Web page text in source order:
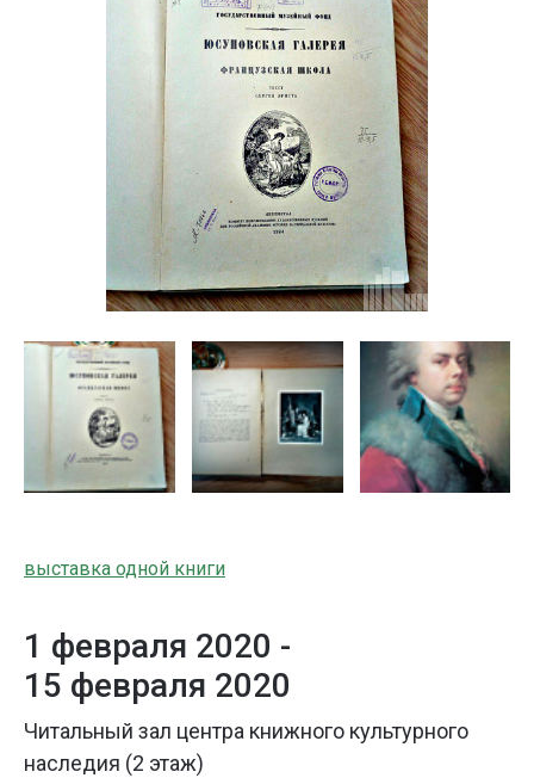
выставка одной книги
1 февраля 2020 -
15 февраля 2020
Читальный зал центра книжного культурного
наследия (2 этаж)